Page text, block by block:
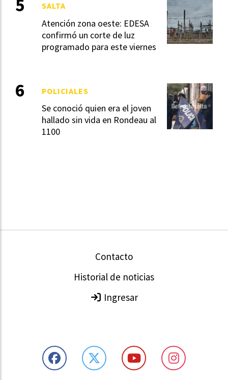
Atención zona oeste: EDESA
confirmó un corte de luz
programado para este viernes
SALTA
Se conoció quien era el joven
hallado sin vida en Rondeau al
1100
POLICIALES
Contacto
Historial de noticias
Ingresar